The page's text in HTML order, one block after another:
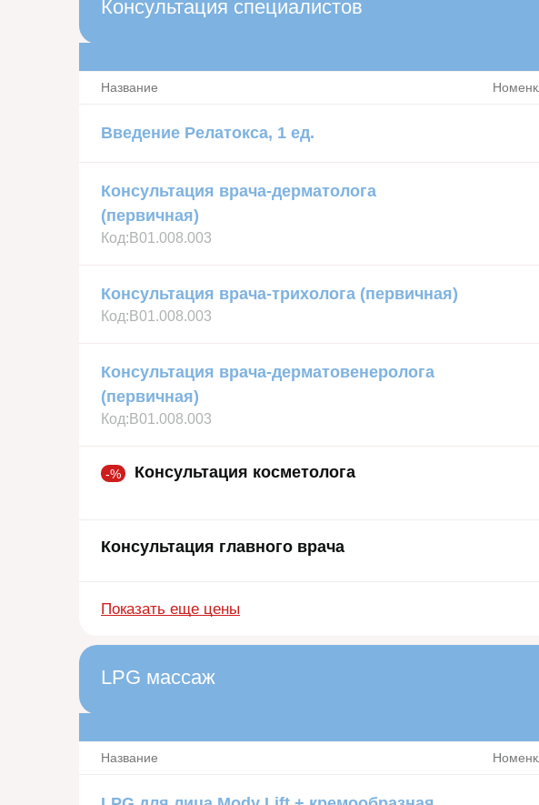
Консультация специалистов
Название
Введение Релатокса, 1 ед.
Консультация врача-дерматолога
(первичная)
Код: В01.008.003
Консультация врача-трихолога (первичная)
Код: В01.008.003
Консультация врача-дерматовенеролога
(первичная)
Код: В01.008.003
-% Консультация косметолога
Консультация главного врача
Показать еще цены
LPG массаж
Название